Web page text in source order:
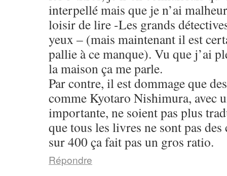
interpellé mais que je n’ai
loisir de lire -Les grands
yeux – (mais maintenant il est
pallie à ce manque). Vu que j’ai
la maison ça me parle.
Par contre, il est dommage que
comme Kyotaro Nishimura, avec
importante, ne soient pas plus
que tous les livres ne sont pas
sur 400 ça fait pas un gros ratio.
Répondre